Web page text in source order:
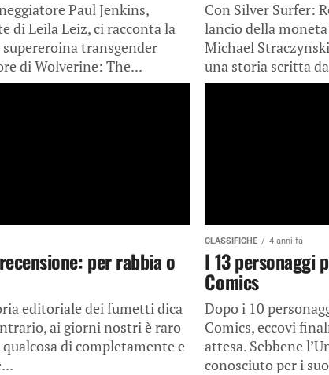
Paul Jenkins,
di Leila Leiz, ci racconta la
transgender
di Wolverine: The...
Con Silver Surfer:
lancio della
Michael
una storia scritta
per rabbia o
editoriale dei fumetti dica
ai giorni nostri è raro
di completamente e
CLASSIFICHE 4 anni fa
I 13 personaggi
Comics
Dopo i 10
Comics, eccovi
attesa. Sebbene
conosciuto per i